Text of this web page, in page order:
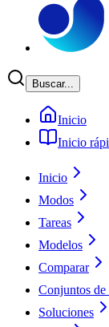
Buscar...
Inicio
Inicio
Inicio
Modos
Tareas
Modelos
Comparar
Conjuntos de
Soluciones